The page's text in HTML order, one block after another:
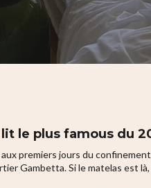
ESC to close
lit le plus famous du
premiers jours du
Gambetta. Si le matelas est